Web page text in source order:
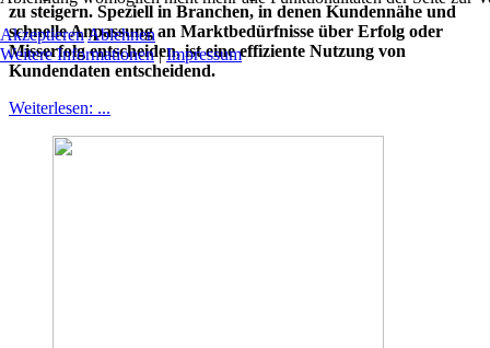
zu steigern. Speziell in Branchen, in denen Kundennähe und
schnelle Anpassung an Marktbedürfnisse über Erfolg oder
Misserfolg entscheiden, ist eine effiziente Nutzung von
Kundendaten entscheidend.
Weiterlesen: ...
AkzeptierenAblehnen
Weitere Informationen|Impressum